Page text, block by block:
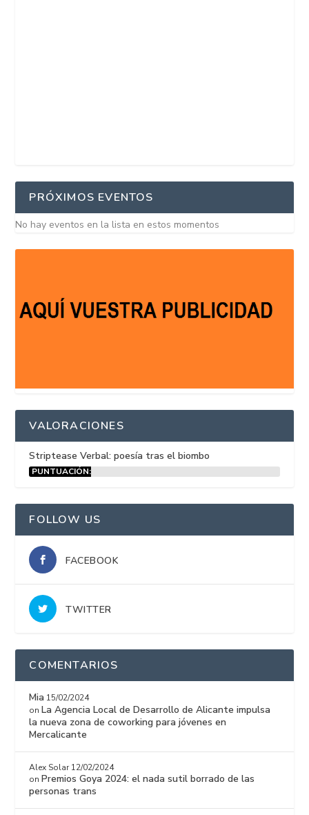
PRÓXIMOS EVENTOS
No hay eventos en la lista en estos momentos
VALORACIONES
Striptease Verbal: poesía tras el biombo
PUNTUACIÓN:
FOLLOW US
FACEBOOK
TWITTER
COMENTARIOS
Mia 15/02/2024
on La Agencia Local de Desarrollo de Alicante impulsa
la nueva zona de coworking para jóvenes en
Mercalicante
Alex Solar 12/02/2024
on Premios Goya 2024: el nada sutil borrado de las
personas trans